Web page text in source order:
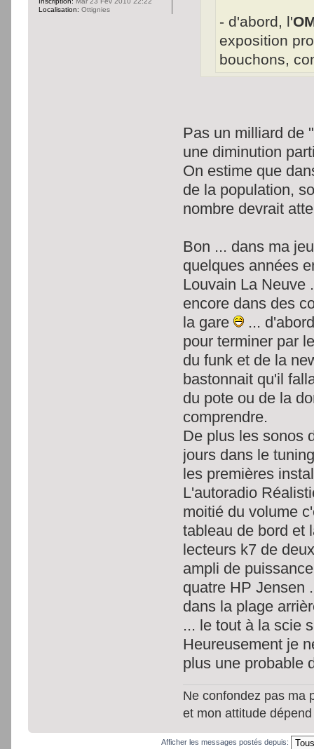
- d'abord, l'
exposition
bouchons,
Pas un milliard de
une diminution
On estime que
de la population,
nombre devrait
Bon ... dans ma
quelques années
Louvain La Neuve
encore dans des
la gare
...
pour terminer par
du funk et de la
bastonnait qu'il
du pote ou de la
comprendre.
De plus les sonos
jours dans le
les premières
L'autoradio
moitié du volume
tableau de bord et
lecteurs k7 de
ampli de
quatre HP Jensen
dans la plage
... le tout à la scie
Heureusement je
plus une probable
Ne confondez pas ma
et mon attitude
Localisation: Ottignies
Afficher les messages postés depuis: